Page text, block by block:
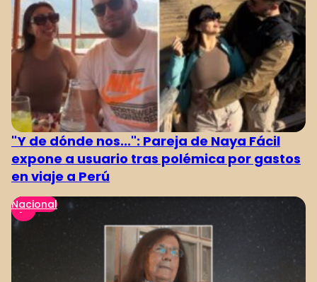
"Y de dónde nos...": Pareja de Naya Fácil
expone a usuario tras polémica por gastos
en viaje a Perú
Nacional